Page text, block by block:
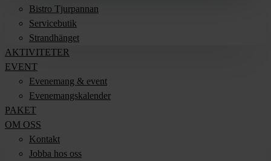
Bistro Tjurpannan
Servicebutik
Strandhänget
AKTIVITETER
EVENT
Evenemang & event
Evenemangskalender
PAKET
OM OSS
Kontakt
Jobba hos oss